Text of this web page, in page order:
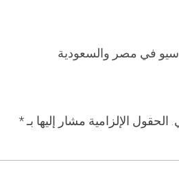
في مصر والسعودية
الحقول الإلزامية مشار إليها بـ*